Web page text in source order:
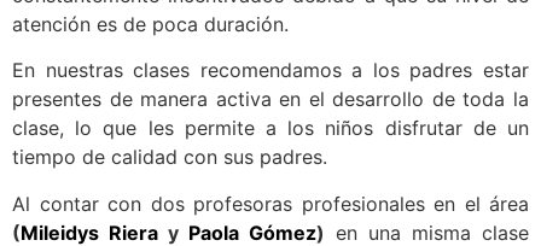
atención es de poca duración.
En nuestras clases recomendamos a los padres estar
presentes de manera activa en el desarrollo de toda la
clase, lo que les permite a los niños disfrutar de un
tiempo de calidad con sus padres.
Al contar con dos profesoras profesionales en el área
(Mileidys Riera y Paola Gómez) en una misma clase